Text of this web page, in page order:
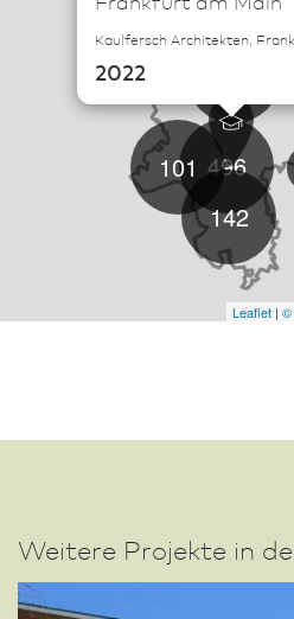
142
101 496
Kaulfersch Architekten,
2022
Leaflet | ©
Weitere Projekte in